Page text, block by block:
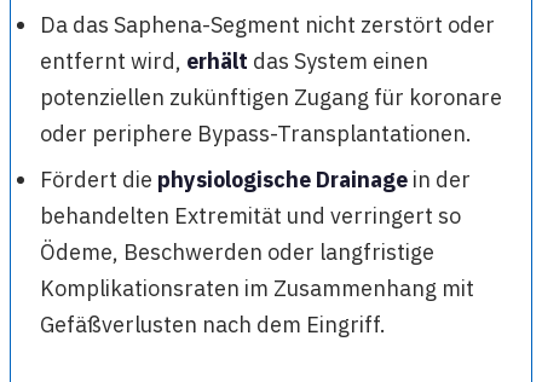
Da das Saphena-Segment nicht zerstört oder
entfernt wird, erhält das System einen
potenziellen zukünftigen Zugang für koronare
oder periphere Bypass-Transplantationen.
Fördert die physiologische Drainage in der
behandelten Extremität und verringert so
Ödeme, Beschwerden oder langfristige
Komplikationsraten im Zusammenhang mit
Gefäßverlusten nach dem Eingriff.